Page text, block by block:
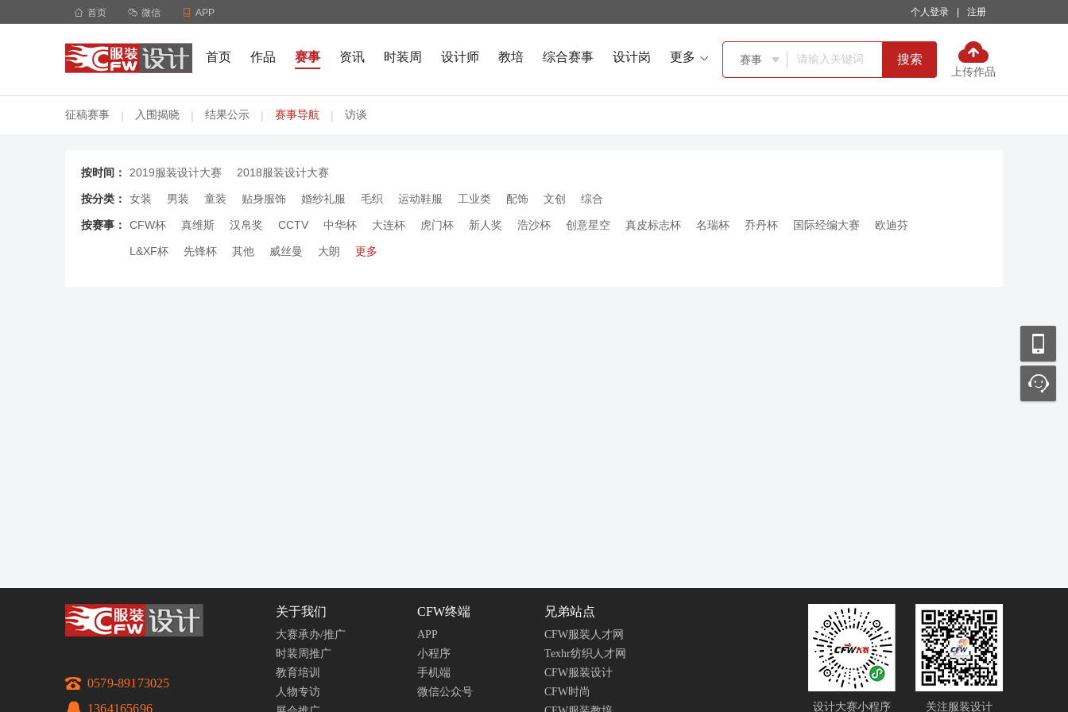
 首页  微信  APP 个人登录 注册
首页 作品 赛事 资讯 时装周 设计师 教培 综合赛事 设计岗 更多  赛事  搜索
上传作品
征稿赛事 | 入围揭晓 | 结果公示 | 赛事导航 | 访谈
按时间： 2019服装设计大赛 2018服装设计大赛
按分类： 女装 男装 童装 贴身服饰 婚纱礼服 毛织 运动鞋服 工业类 配饰 文创 综合
按赛事： CFW杯 真维斯 汉帛奖 CCTV 中华杯 大连杯 虎门杯 新人奖 浩沙杯 创意星空 真皮标志杯 名瑞杯 乔丹杯 国际经编大赛 欧迪芬
L&XF杯 先锋杯 其他 威丝曼 大朗 更多
0579-89173025
1364165696
设计大赛小程序 关注服装设计
关于我们
大赛承办/推广
时装周推广
教育培训
人物专访
CFW终端
APP
小程序
手机端
微信公众号
兄弟站点
CFW服装人才网
Texhr纺织人才网
CFW服装设计
CFW时尚